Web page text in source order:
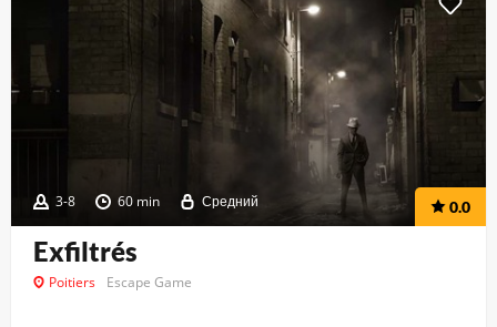
3-8 60 min Средний 0.0
Exfiltrés
Poitiers Escape Game